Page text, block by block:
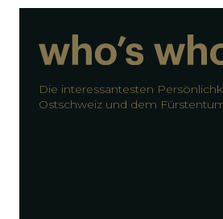
Die interessantesten
Ostschweiz und dem